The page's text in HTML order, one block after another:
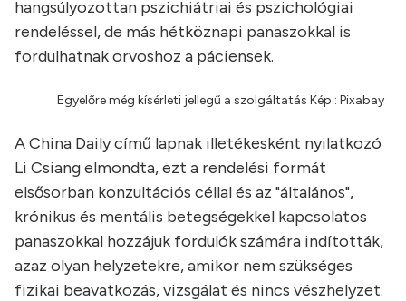
hangsúlyozottan pszichiátriai és pszichológiai
rendeléssel, de más hétköznapi panaszokkal is
fordulhatnak orvoshoz a páciensek.
Egyelőre még kísérleti jellegű a szolgáltatás Kép.: Pixabay
A China Daily című lapnak illetékesként nyilatkozó
Li Csiang elmondta, ezt a rendelési formát
elsősorban konzultációs céllal és az "általános",
krónikus és mentális betegségekkel kapcsolatos
panaszokkal hozzájuk fordulók számára indították,
azaz olyan helyzetekre, amikor nem szükséges
fizikai beavatkozás, vizsgálat és nincs vészhelyzet.